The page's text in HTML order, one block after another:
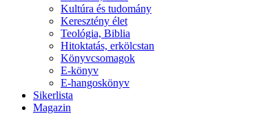
Kultúra és tudomány
Keresztény élet
Teológia, Biblia
Hitoktatás, erkölcstan
Könyvcsomagok
E-könyv
E-hangoskönyv
Sikerlista
Magazin